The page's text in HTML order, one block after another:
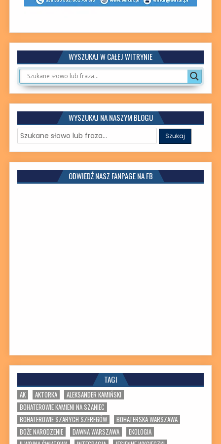
WYSZUKAJ W CAŁEJ WITRYNIE
WYSZUKAJ NA NASZYM BLOGU
ODWIEDŹ NASZ FANPAGE NA FB
TAGI
AK AKTORKA
ALEKSANDER KAMIŃSKI
BOHATEROWIE KAMIENI NA SZANIEC
BOHATEROWIE SZARYCH SZEREGÓW
BOHATERSKA WARSZAWA
BOŻE NARODZENIE
DAWNA WARSZAWA
EKOLOGIA